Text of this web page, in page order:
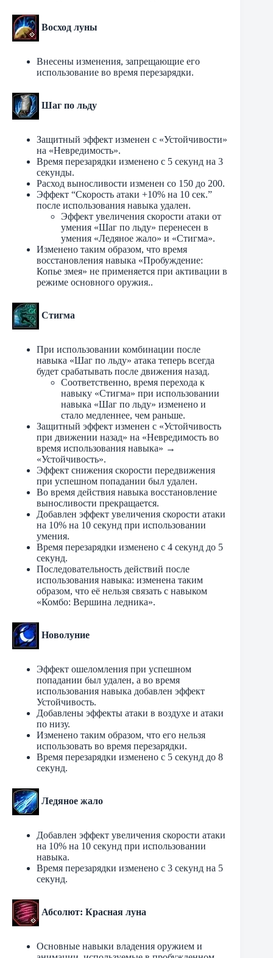
Восход луны
Внесены изменения, запрещающие его
использование во время перезарядки.
Шаг по льду
Защитный эффект изменен с «Устойчивости»
на «Невредимость».
Время перезарядки изменено с 5 секунд на 3
секунды.
Расход выносливости изменен со 150 до 200.
Эффект “Скорость атаки +10% на 10 сек.”
после использования навыка удален.
Эффект увеличения скорости атаки от
умения «Шаг по льду» перенесен в
умения «Ледяное жало» и «Стигма».
Изменено таким образом, что время
восстановления навыка «Пробуждение:
Копье змея» не применяется при активации в
режиме основного оружия..
Стигма
При использовании комбинации после
навыка «Шаг по льду» атака теперь всегда
будет срабатывать после движения назад.
Соответственно, время перехода к
навыку «Стигма» при использовании
навыка «Шаг по льду» изменено и
стало медленнее, чем раньше.
Защитный эффект изменен с «Устойчивость
при движении назад» на «Невредимость во
время использования навыка» →
«Устойчивость».
Эффект снижения скорости передвижения
при успешном попадании был удален.
Во время действия навыка восстановление
выносливости прекращается.
Добавлен эффект увеличения скорости атаки
на 10% на 10 секунд при использовании
умения.
Время перезарядки изменено с 4 секунд до 5
секунд.
Последовательность действий после
использования навыка: изменена таким
образом, что её нельзя связать с навыком
«Комбо: Вершина ледника».
Новолуние
Эффект ошеломления при успешном
попадании был удален, а во время
использования навыка добавлен ​​эффект
Устойчивость.
Добавлены эффекты атаки в воздухе и атаки
по низу.
Изменено таким образом, что его нельзя
использовать во время перезарядки.
Время перезарядки изменено с 5 секунд до 8
секунд.
Ледяное жало
Добавлен эффект увеличения скорости атаки
на 10% на 10 секунд при использовании
навыка.
Время перезарядки изменено с 3 секунд на 5
секунд.
Абсолют: Красная луна
Основные навыки владения оружием и